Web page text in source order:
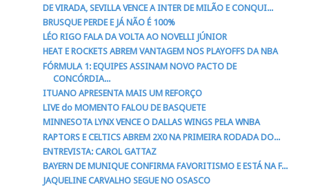
DE VIRADA, SEVILLA VENCE A INTER DE MILÃO E CONQUI...
BRUSQUE PERDE E JÁ NÃO É 100%
LÉO RIGO FALA DA VOLTA AO NOVELLI JÚNIOR
HEAT E ROCKETS ABREM VANTAGEM NOS PLAYOFFS DA NBA
FÓRMULA 1: EQUIPES ASSINAM NOVO PACTO DE
CONCÓRDIA...
ITUANO APRESENTA MAIS UM REFORÇO
LIVE do MOMENTO FALOU DE BASQUETE
MINNESOTA LYNX VENCE O DALLAS WINGS PELA WNBA
RAPTORS E CELTICS ABREM 2X0 NA PRIMEIRA RODADA DO...
ENTREVISTA: CAROL GATTAZ
BAYERN DE MUNIQUE CONFIRMA FAVORITISMO E ESTÁ NA F...
JAQUELINE CARVALHO SEGUE NO OSASCO